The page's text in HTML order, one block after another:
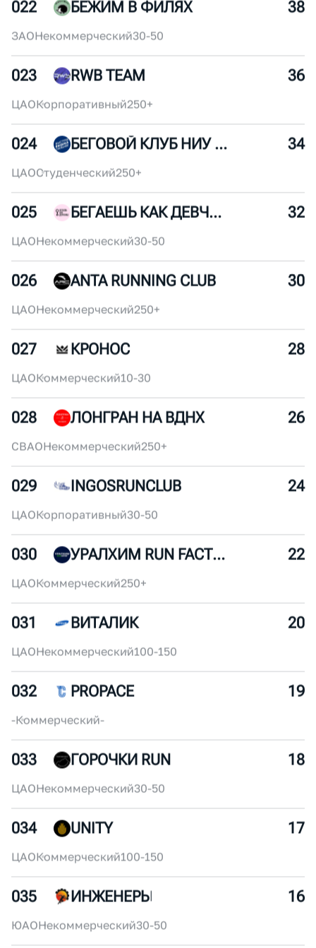
ВАОКоммерческий30-50
021 ДИНАМО БЕЖИТ 40
ЦАОНекоммерческий30-50
022 БЕЖИМ В ФИЛЯХ 38
ЗАОНекоммерческий 30-50
023 RWB TEAM 36
ЦАО Корпоративный250+
024 БЕГОВОЙ КЛУБ НИУ ВШЭ 34
ЦАОСтуденческий 250+
025 БЕГАЕШЬ КАК ДЕВЧОНКА 32
ЦАО Некоммерческий
026 ANTA RUNNING CLUB 30
ЦАОНекоммерческий 250+
027 КРОНОС 28
ЦАО Коммерческий 10-30
028 ЛОНГРАН НА ВДНХ 26
СВАО Некоммерческий 250+
029 INGOSRUNCLUB 24
ЦАО Корпоративный30-50
030 УРАЛХИМ RUN FACTORY 22
ЦАОКоммерческий250+
031 ВИТАЛИК 20
ЦАОНекоммерческий 100-150
032 PROPACE 19
-Коммерческий-
033 ГОРОЧКИ RUN 18
ЦАО Некоммерческий30-50